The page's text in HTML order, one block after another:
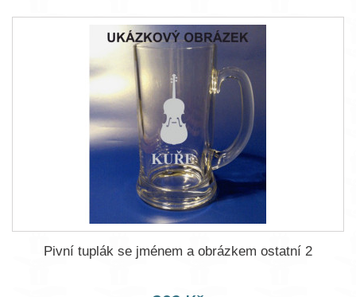
Pivní tuplák se jménem a obrázkem ostatní 2